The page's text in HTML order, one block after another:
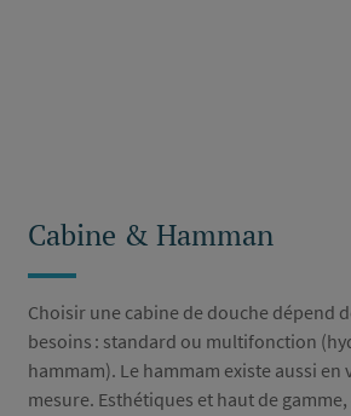
Cabine & Hamman
Choisir une cabine de douche dépend
besoins : standard ou multifonction
hammam). Le hammam existe aussi en
mesure. Esthétiques et haut de gamme,